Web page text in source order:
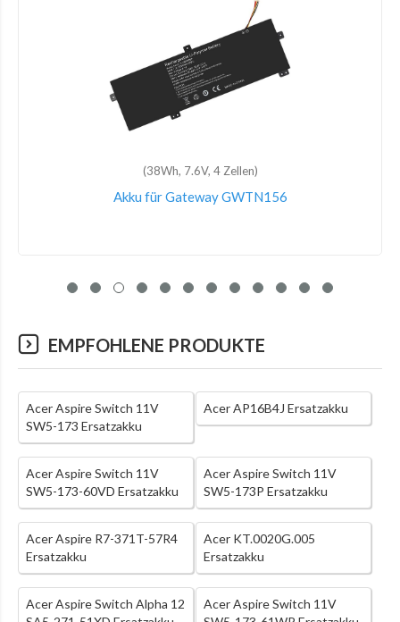
(38Wh, 7.6V, 4 Zellen)
Akku für Gateway GWTN156
EMPFOHLENE PRODUKTE
Acer Aspire Switch 11V
SW5-173 Ersatzakku
Acer AP16B4J Ersatzakku
Acer Aspire Switch 11V
SW5-173-60VD Ersatzakku
Acer Aspire Switch 11V
SW5-173P Ersatzakku
Acer Aspire R7-371T-57R4
Ersatzakku
Acer KT.0020G.005
Ersatzakku
Acer Aspire Switch Alpha 12
Acer Aspire Switch 11V